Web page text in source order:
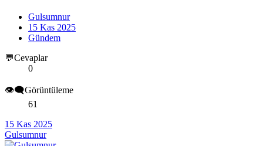
Gulsumnur
15 Kas 2025
Gündem
💬Cevaplar
0
👁️‍🗨️Görüntüleme
61
15 Kas 2025
Gulsumnur